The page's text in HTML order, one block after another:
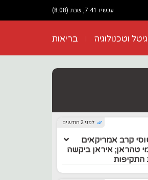
עכשיו 7:41, שבת (8.08)
וטכנולוגיה בריאות
לפני 2 חודשים
קרב אמריקאים
טהראן; איראן ביקשה